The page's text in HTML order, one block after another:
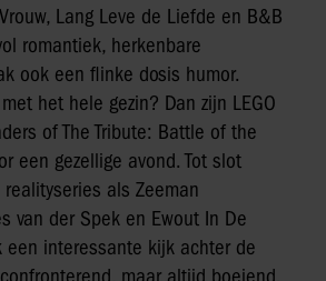
Lang Leve de Liefde en B&B
romantiek, herkenbare
ook een flinke dosis humor.
het hele gezin? Dan zijn LEGO
of The Tribute: Battle of the
een gezellige avond. Tot slot
realityseries als Zeeman
van der Spek en Ewout In De
een interessante kijk achter de